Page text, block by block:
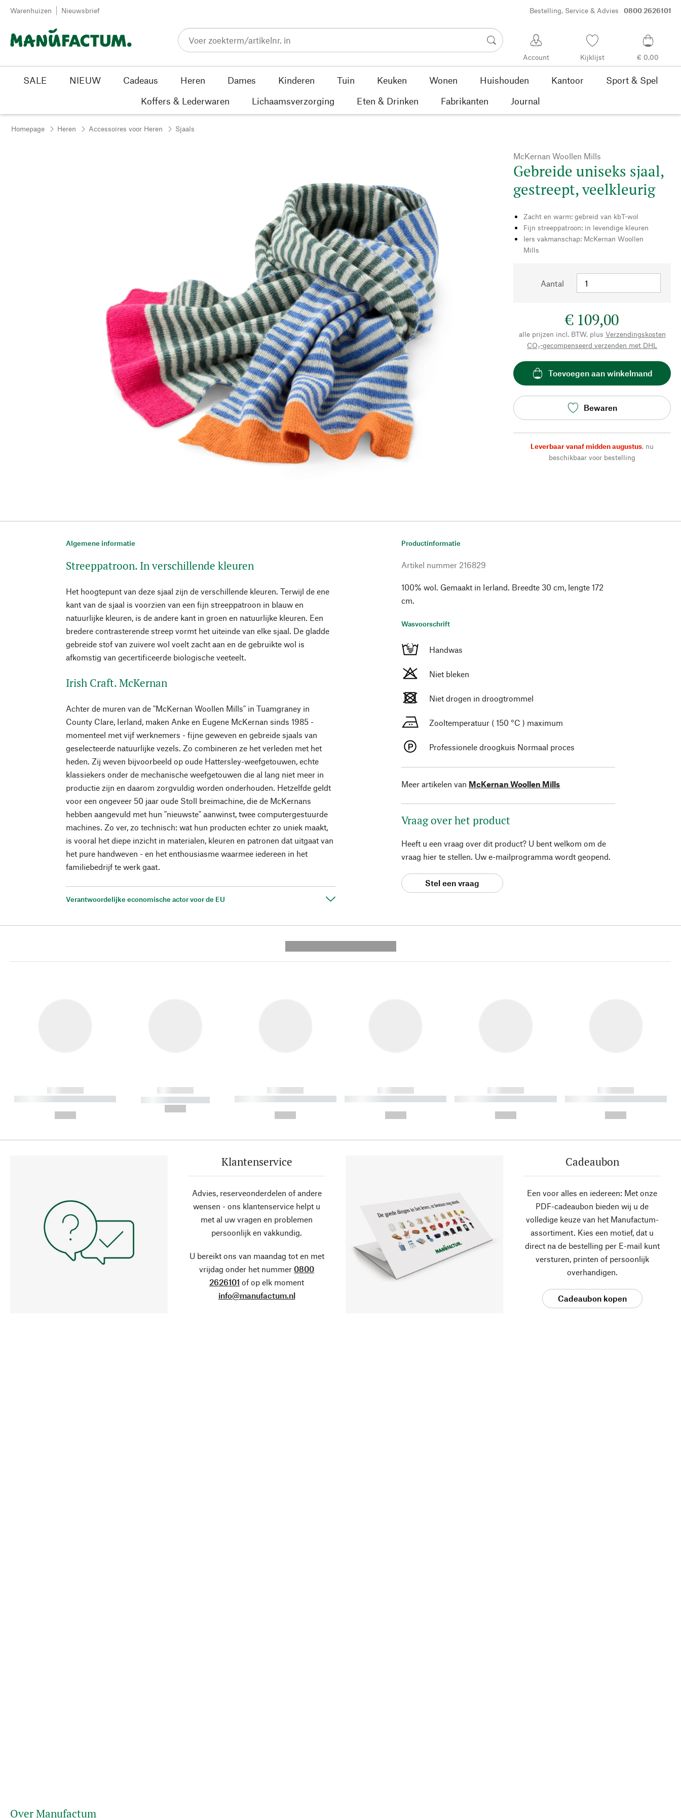
Passer au contenu
Warenhuizen Nieuwsbrief Bestelling, Service & Advies 0800 2626101
Account Kijklijst € 0,00
SALE NIEUW Cadeaus Heren Dames Kinderen Tuin Keuken Wonen Huishouden Kantoor
Sport & Spel
Koffers & Lederwaren
Lichaamsverzorging Eten & Drinken Fabrikanten Journal
Homepage Heren Accessoires voor Heren Sjaals
McKernan Woollen Mills
Gebreide uniseks sjaal,
gestreept, veelkleurig
Zacht en warm: gebreid van kbT-wol
Fijn streeppatroon: in levendige kleuren
Iers vakmanschap: McKernan Woollen
Mills
Aantal
€ 109,00
alle prijzen incl. BTW, plus Verzendingskosten
CO₂-gecompenseerd verzenden met DHL
Toevoegen aan winkelmand
Bewaren
Leverbaar vanaf midden augustus, nu
beschikbaar voor bestelling
Algemene informatie
Streeppatroon. In verschillende kleuren
Het hoogtepunt van deze sjaal zijn de verschillende kleuren. Terwijl de ene
kant van de sjaal is voorzien van een fijn streeppatroon in blauw en
natuurlijke kleuren, is de andere kant in groen en natuurlijke kleuren. Een
bredere contrasterende streep vormt het uiteinde van elke sjaal. De gladde
gebreide stof van zuivere wol voelt zacht aan en de gebruikte wol is
afkomstig van gecertificeerde biologische veeteelt.
Irish Craft. McKernan
Achter de muren van de "McKernan Woollen Mills" in Tuamgraney in
County Clare, Ierland, maken Anke en Eugene McKernan sinds 1985 -
momenteel met vijf werknemers - fijne geweven en gebreide sjaals van
geselecteerde natuurlijke vezels. Zo combineren ze het verleden met het
heden. Zij weven bijvoorbeeld op oude Hattersley-weefgetouwen, echte
klassiekers onder de mechanische weefgetouwen die al lang niet meer in
productie zijn en daarom zorgvuldig worden onderhouden. Hetzelfde geldt
voor een ongeveer 50 jaar oude Stoll breimachine, die de McKernans
hebben aangevuld met hun "nieuwste" aanwinst, twee computergestuurde
machines. Zo ver, zo technisch: wat hun producten echter zo uniek maakt,
is vooral het diepe inzicht in materialen, kleuren en patronen dat uitgaat van
het pure handweven - en het enthousiasme waarmee iedereen in het
familiebedrijf te werk gaat.
Verantwoordelijke economische actor voor de EU
Productinformatie
Artikel nummer 216829
100% wol. Gemaakt in Ierland. Breedte 30 cm, lengte 172
cm.
Wasvoorschrift
Handwas
Niet bleken
Niet drogen in droogtrommel
Zooltemperatuur ( 150 °C ) maximum
Professionele droogkuis Normaal proces
Meer artikelen van McKernan Woollen Mills
Vraag over het product
Heeft u een vraag over dit product? U bent welkom om de
vraag hier te stellen. Uw e-mailprogramma wordt geopend.
Stel een vraag
------------
----------- ----------- ----------
------------
----------- -----------
------------
----------- ----------- ----------
------------
----------- ----------- ----------
------------
----------- ----------- ----------
------------
----------- ----------- ----------
Klantenservice
Advies, reserveonderdelen of andere
wensen - ons klantenservice helpt u
met al uw vragen en problemen
persoonlijk en vakkundig.
U bereikt ons van maandag tot en met
vrijdag onder het nummer 0800
2626101 of op elk moment
info@manufactum.nl
Cadeaubon
Een voor alles en iedereen: Met onze
PDF-cadeaubon bieden wij u de
volledige keuze van het Manufactum-
assortiment. Kies een motief, dat u
direct na de bestelling per E-mail kunt
versturen, printen of persoonlijk
overhandigen.
Cadeaubon kopen
Over Manufactum